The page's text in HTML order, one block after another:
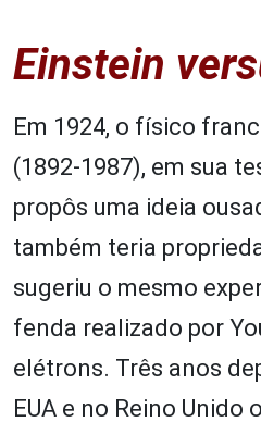
Einstein
Em 1924, o físico
(1892-1987), em sua
propôs uma ideia
também teria
sugeriu o mesmo
fenda realizado por
elétrons. Três anos
EUA e no Reino Unido